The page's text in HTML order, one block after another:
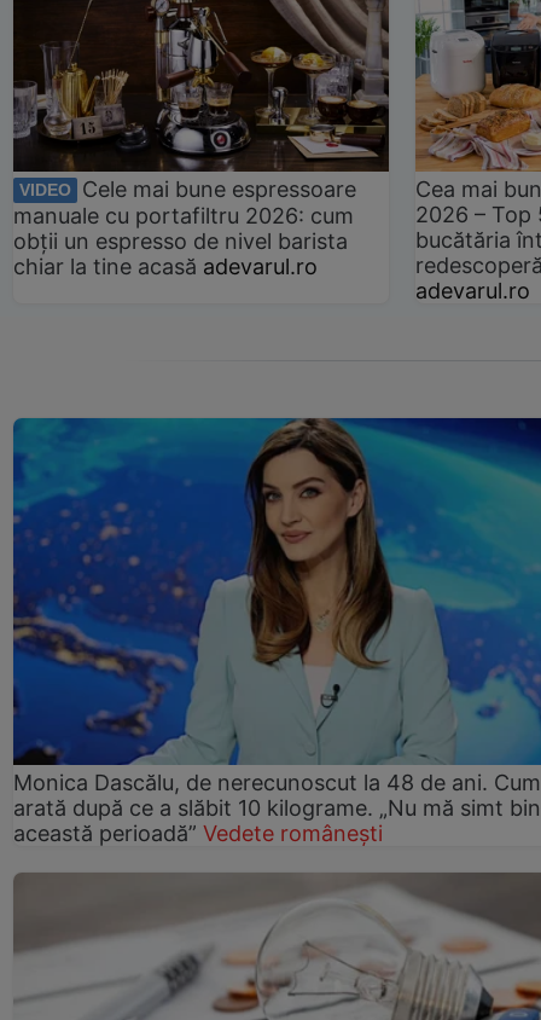
VIDEO
Cele mai bune espressoare
manuale cu portafiltru 2026: cum
obții un espresso de nivel barista
chiar la tine acasă adevarul.ro
Cea mai
2026 –
bucătăria
adevarul.ro
Monica Dascălu, de nerecunoscut la 48 de ani. Cum
arată după ce a slăbit 10 kilograme. „Nu mă simt
această perioadă” Vedete românești